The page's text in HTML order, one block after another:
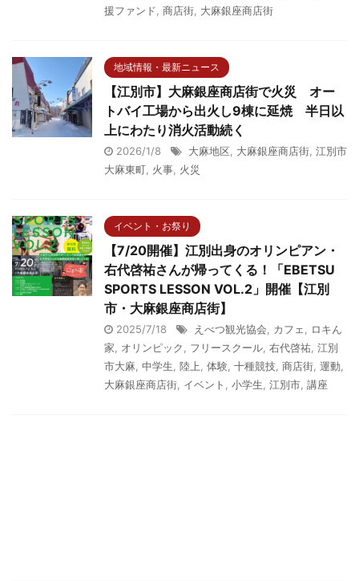
援ファンド, 商店街, 大麻銀座商店街
地域情報・最新ニュース
【江別市】大麻銀座商店街で火災 オー
トバイ工場から出火し9棟に延焼 半日以
上にわたり消火活動続く
2026/1/8 大麻地区, 大麻銀座商店街, 江別市
大麻東町, 火事, 火災
イベント・お祭り
【7/20開催】江別出身のオリンピアン・
右代啓祐さんが帰ってくる！「EBETSU
SPORTS LESSON VOL.2」開催【江別
市・大麻銀座商店街】
2025/7/18 えべつ観光協会, カフェ, ロキん
家, オリンピック, フリースクール, 右代啓祐, 江別
市大麻, 中学生, 陸上, 体験, 十種競技, 商店街, 運動,
大麻銀座商店街, イベント , 小学生, 江別市, 講座